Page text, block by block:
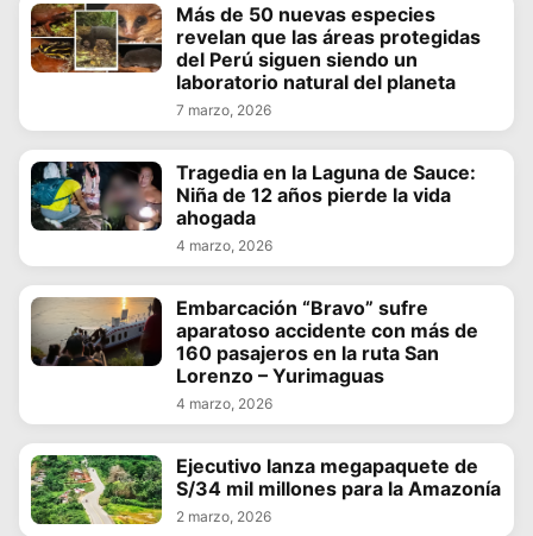
Más de 50 nuevas especies
revelan que las áreas protegidas
del Perú siguen siendo un
laboratorio natural del planeta
7 marzo, 2026
Tragedia en la Laguna de Sauce:
Niña de 12 años pierde la vida
ahogada
4 marzo, 2026
Embarcación “Bravo” sufre
aparatoso accidente con más de
160 pasajeros en la ruta San
Lorenzo – Yurimaguas
4 marzo, 2026
Ejecutivo lanza megapaquete de
S/34 mil millones para la Amazonía
2 marzo, 2026